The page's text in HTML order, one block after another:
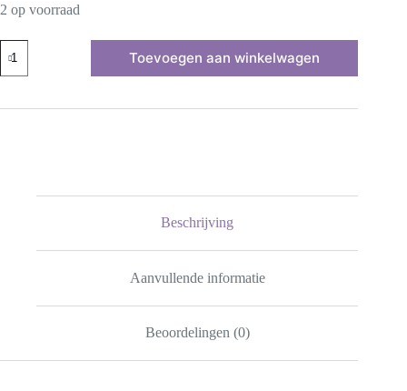
2 op voorraad
Blouse
Handgemaakte
van
Bio
Gebreid)
Toevoegen aan winkelwagen
Beschrijving
Aanvullende informatie
Beoordelingen (0)